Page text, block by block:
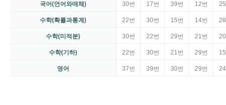
국어(언어와매체) 30번 17번 39번 12번
수학(확률과통계) 22번 30번 15번 14번
수학(미적분) 30번 22번 29번 21번
수학(기하) 22번 30번 21번 29번
영어 37번 39번 30번 29번